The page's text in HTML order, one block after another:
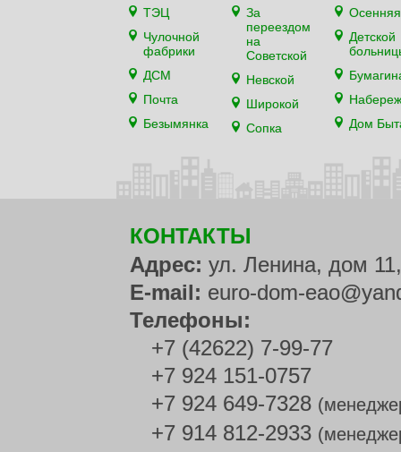
ТЭЦ
Чулочной
фабрики
ДСМ
Почта
Безымянка
За
переездом
на
Советской
Невской
Широкой
Сопка
Осенняя
Детской
Дом
КОНТАКТЫ
Адрес: ул. Ленина, дом
E-mail: euro-dom-
Телефоны:
+7 (42622) 7-99-77
+7 924 151-0757
+7 924 649-7328
+7 914 812-2933